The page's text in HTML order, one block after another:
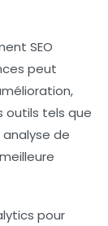
SEO
peut
outils tels que
de
pour